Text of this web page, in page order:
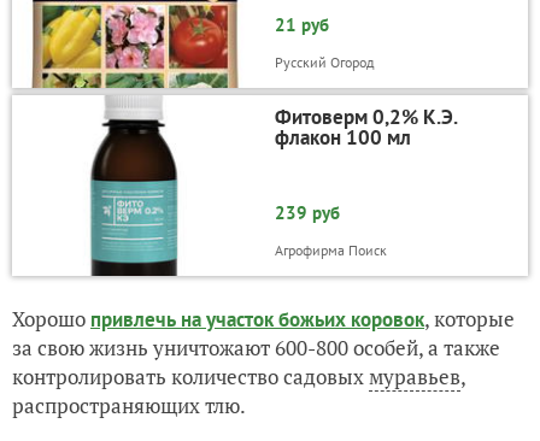
21 руб
Русский Огород
Фитоверм 0,2% К.Э.
флакон 100 мл
239 руб
Агрофирма Поиск
Хорошо привлечь на участок божьих коровок, которые
за свою жизнь уничтожают 600-800 особей, а также
контролировать количество садовыхмуравьев,
распространяющих тлю.